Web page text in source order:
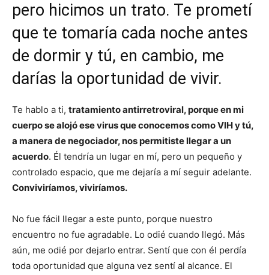
pero hicimos un trato. Te prometí
que te tomaría cada noche antes
de dormir y tú, en cambio, me
darías la oportunidad de vivir.
Te hablo a ti, tratamiento antirretroviral, porque en mi
cuerpo se alojó ese virus que conocemos como VIH y tú,
a manera de negociador, nos permitiste llegar a un
acuerdo. Él tendría un lugar en mí, pero un pequeño y
controlado espacio, que me dejaría a mí seguir adelante.
Conviviríamos, viviríamos.
No fue fácil llegar a este punto, porque nuestro
encuentro no fue agradable. Lo odié cuando llegó. Más
aún, me odié por dejarlo entrar. Sentí que con él perdía
toda oportunidad que alguna vez sentí al alcance. El